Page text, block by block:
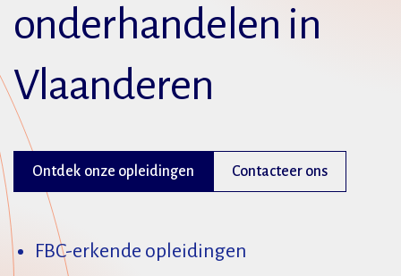
onderhandelen in
Vlaanderen
Ontdek onze opleidingen Contacteer ons
FBC-erkende opleidingen